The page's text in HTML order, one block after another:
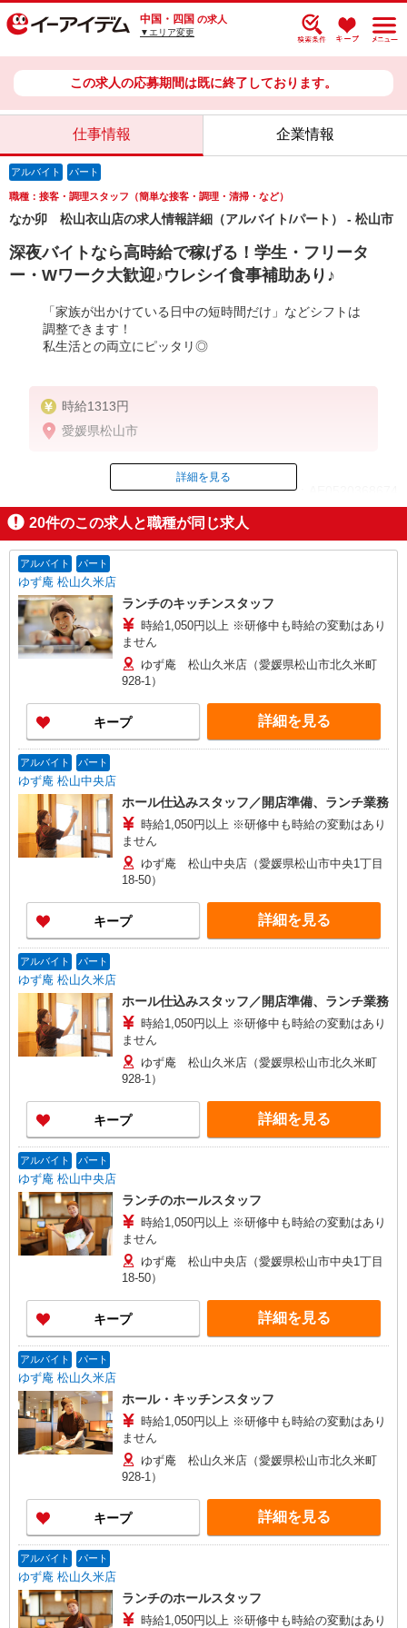
中国・四国 の求人
▼エリア変更
この求人の応募期間は既に終了しております。
仕事情報 企業情報
アルバイト パート
職種：接客・調理スタッフ（簡単な接客・調理・清掃・など）
なか卯 松山衣山店の求人情報詳細（アルバイト/パート） - 松山市
深夜バイトなら高時給で稼げる！学生・フリータ
ー・Wワーク大歓迎♪ウレシイ食事補助あり♪
「家族が出かけている日中の短時間だけ」などシフトは
調整できます！
私生活との両立にピッタリ◎
時給1313円
愛媛県松山市
ID：AE0520368674
掲載期間終了
詳細を見る
20件のこの求人と職種が同じ求人
アルバイト パート
ゆず庵 松山久米店
ランチのキッチンスタッフ
時給1,050円以上 ※研修中も時給の変動はあり
ません
ゆず庵 松山久米店（愛媛県松山市北久米町
928-1）
キープ 詳細を見る
アルバイト パート
ゆず庵 松山中央店
ホール仕込みスタッフ／開店準備、ランチ業務
時給1,050円以上 ※研修中も時給の変動はあり
ません
ゆず庵 松山中央店（愛媛県松山市中央1丁目
18-50）
キープ 詳細を見る
アルバイト パート
ゆず庵 松山久米店
ホール仕込みスタッフ／開店準備、ランチ業務
時給1,050円以上 ※研修中も時給の変動はあり
ません
ゆず庵 松山久米店（愛媛県松山市北久米町
928-1）
キープ 詳細を見る
アルバイト パート
ゆず庵 松山中央店
ランチのホールスタッフ
時給1,050円以上 ※研修中も時給の変動はあり
ません
ゆず庵 松山中央店（愛媛県松山市中央1丁目
18-50）
キープ 詳細を見る
アルバイト パート
ゆず庵 松山久米店
ホール・キッチンスタッフ
時給1,050円以上 ※研修中も時給の変動はあり
ません
ゆず庵 松山久米店（愛媛県松山市北久米町
928-1）
キープ 詳細を見る
アルバイト パート
ゆず庵 松山久米店
ランチのホールスタッフ
時給1,050円以上 ※研修中も時給の変動はあり